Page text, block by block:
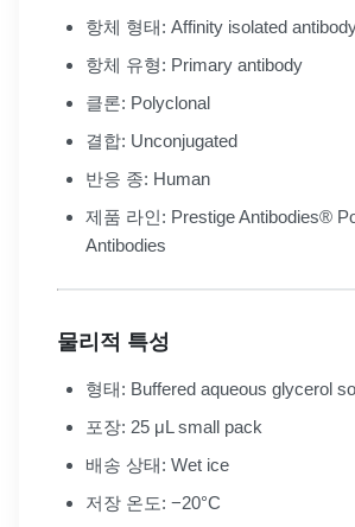
항체 형태: Affinity isolated
항체 유형: Primary antibody
클론: Polyclonal
결합: Unconjugated
반응 종: Human
제품 라인: Prestige Antibodies®
Antibodies
물리적 특성
형태: Buffered aqueous glycerol
포장: 25 μL small pack
배송 상태: Wet ice
저장 온도: −20°C